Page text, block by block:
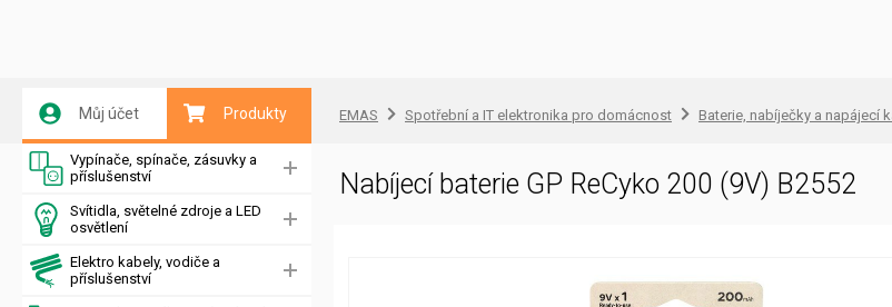
Můj účet Produkty
Vypínače, spínače, zásuvky a
příslušenství
Svítidla, světelné zdroje a LED
osvětlení
Elektro kabely, vodiče a
příslušenství
EMAS Spotřební a IT elektronika pro domácnost Baterie, nabíječky a napájecí
Nabíjecí baterie GP ReCyko 200 (9V) B2552